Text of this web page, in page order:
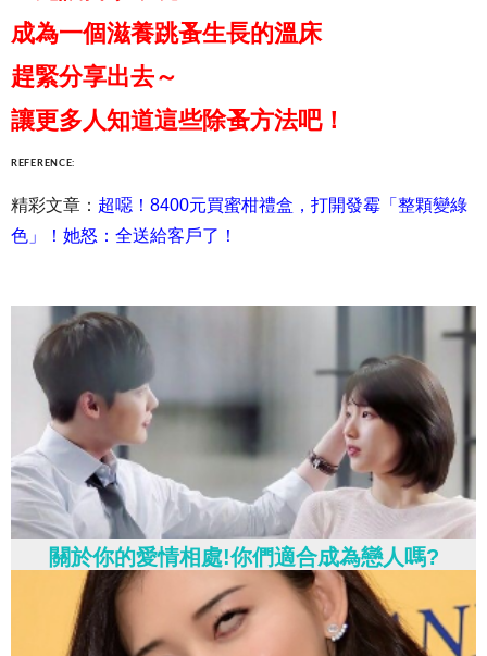
成為一個滋養跳蚤生長的溫床
趕緊分享出去～
讓更多人知道這些除蚤方法吧！
REFERENCE:
精彩文章： 超噁！8400元買蜜柑禮盒，打開發霉「整顆變綠
色」！她怒：全送給客戶了！
關於你的愛情相處!你們適合成為戀人嗎?